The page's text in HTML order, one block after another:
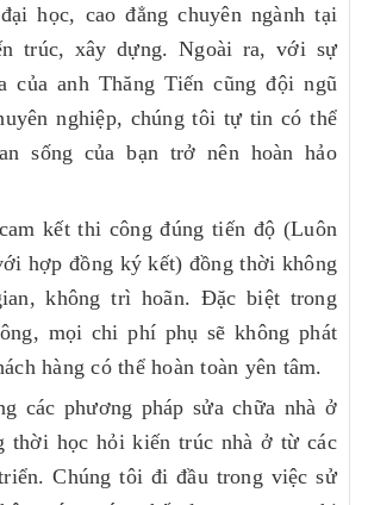
học, cao đẳng chuyên ngành tại
trúc, xây dựng. Ngoài ra, với sự
của anh Thăng Tiến cũng đội ngũ
nghiệp, chúng tôi tự tin có thể
sống của bạn trở nên hoàn hảo
kết thi công đúng tiến độ (Luôn
hợp đồng ký kết) đồng thời không
không trì hoãn. Đặc biệt trong
mọi chi phí phụ sẽ không phát
hàng có thể hoàn toàn yên tâm.
các phương pháp sửa chữa nhà ở
thời học hỏi kiến trúc nhà ở từ các
Chúng tôi đi đầu trong việc sử